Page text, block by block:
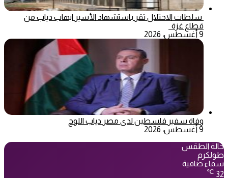
سلطات الاحتلال تقر باستشهاد الأسير ايهاب دياب من
قطاع غزة
9 أغسطس، 2026
وفاة سفير فلسطين لدى مصر دياب اللوح
9 أغسطس، 2026
حالة الطقس
طولكرم
سماء صافية
32
℃